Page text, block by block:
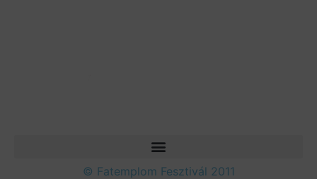
© Fatemplom Fesztivál 2011